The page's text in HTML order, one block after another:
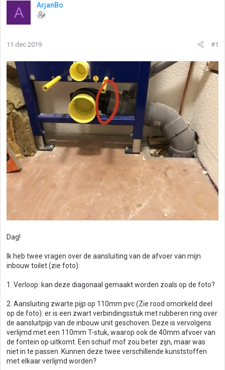
A ArjanBo
11 dec 2019 #1
Dag!
Ik heb twee vragen over de aansluiting van de afvoer van mijn
inbouw toilet (zie foto):
1. Verloop: kan deze diagonaal gemaakt worden zoals op de foto?
2. Aansluiting zwarte pijp op 110mm pvc (Zie rood omcirkeld deel
op de foto): er is een zwart verbindingsstuk met rubberen ring over
de aansluitpijp van de inbouw unit geschoven. Deze is vervolgens
verlijmd met een 110mm T-stuk, waarop ook de 40mm afvoer van
de fontein op uitkomt. Een schuif mof zou beter zijn, maar was
niet in te passen. Kunnen deze twee verschillende kunststoffen
met elkaar verlijmd worden?